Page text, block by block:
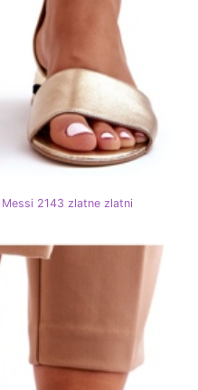
2143 zlatne zlatni